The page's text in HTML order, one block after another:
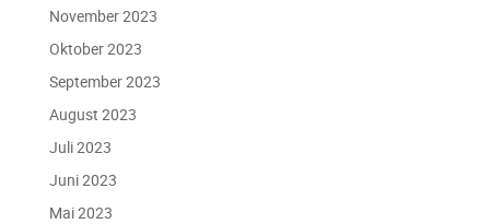
November 2023
Oktober 2023
September 2023
August 2023
Juli 2023
Juni 2023
Mai 2023